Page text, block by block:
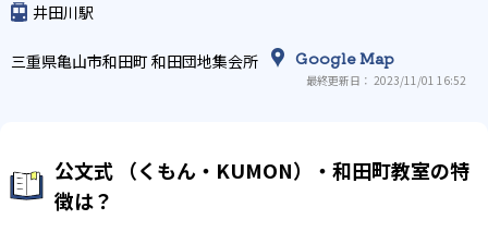
井田川駅
三重県亀山市和田町 和田団地集会所 Google Map
最終更新日： 2023/11/01 16:52
公文式 （くもん・KUMON）・和田町教室の特
徴は？